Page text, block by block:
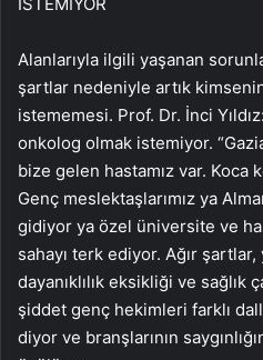
Alanlarıyla ilgili yaşanan
şartlar nedeniyle artık
istememesi. Prof. Dr. İnci
onkolog olmak istemiyor.
bize gelen hastamız var. Koca
Genç meslektaşlarımız ya
gidiyor ya özel üniversite ve
sahayı terk ediyor. Ağır
dayanıklılık eksikliği ve sağlık
şiddet genç hekimleri farklı
diyor ve branşlarının